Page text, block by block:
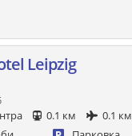
Leipzig
0.1 км
0.1 км